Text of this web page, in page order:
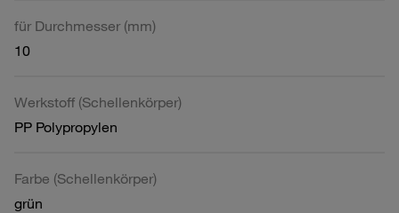
für Durchmesser (mm)
10
Werkstoff (Schellenkörper)
PP Polypropylen
Farbe (Schellenkörper)
grün